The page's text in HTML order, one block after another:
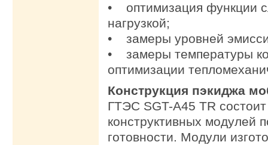
• оптимизация функции
нагрузкой;
• замеры уровней
• замеры температуры
оптимизации
Конструкция пэкиджа
ГТЭС SGT-A45 TR состоит
конструктивных модулей
готовности. Модули